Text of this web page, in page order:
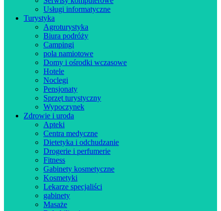
Usługi informatyczne
Turystyka
Agroturystyka
Biura podróży
Campingi
pola namiotowe
Domy i ośrodki wczasowe
Hotele
Noclegi
Pensjonaty
Sprzęt turystyczny
Wypoczynek
Zdrowie i uroda
Apteki
Centra medyczne
Dietetyka i odchudzanie
Drogerie i perfumerie
Fitness
Gabinety kosmetyczne
Kosmetyki
Lekarze specjaliści
gabinety
Masaże